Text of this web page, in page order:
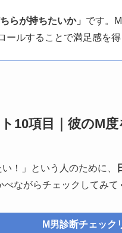
らが持ちたいか」 です。
ルすることで満足感を得
10項目｜彼のM度
！」という人のために、
ながらチェックしてみて
M男診断チェック